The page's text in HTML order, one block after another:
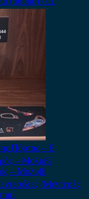
Πόρτας – Ε
– Μολυβί